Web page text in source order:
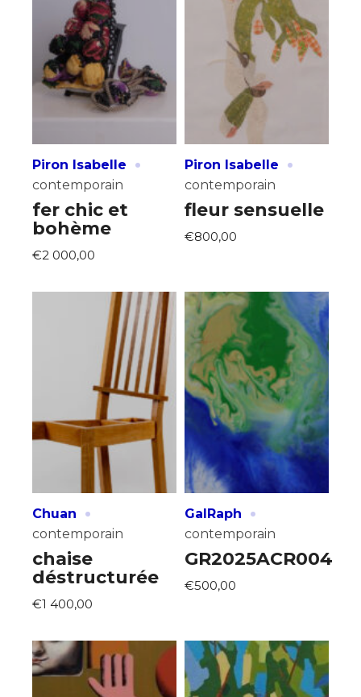
Piron Isabelle ·
contemporain
fer chic et
bohème
€2 000,00
Piron Isabelle ·
contemporain
fleur sensuelle
€800,00
Chuan ·
contemporain
chaise
déstructurée
€1 400,00
GalRaph ·
contemporain
GR2025ACR004
€500,00